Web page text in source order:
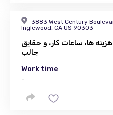
3883 West Century
Inglewood, CA US 90303
ها، ساعات کار، و حقایق
جالب
Work time
-